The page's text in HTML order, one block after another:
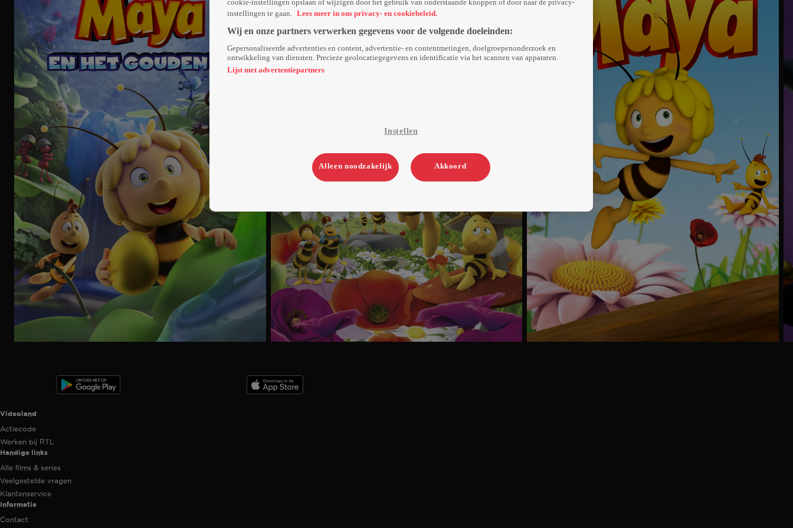
Videoland useful links.
Videoland
Actiecode
Werken bij RTL
Handige links
Alle films & series
Veelgestelde vragen
Klantenservice
Informatie
Contact
cookie-instellingen opslaan of wijzigen door het gebruik van onderstaande knoppen of door naar de privacy-
instellingen te gaan. Lees meer in ons privacy- en cookiebeleid.
Wij en onze partners verwerken gegevens voor de volgende doeleinden:
Gepersonaliseerde advertenties en content, advertentie- en contentmetingen, doelgroepenonderzoek en
ontwikkeling van diensten. Precieze geolocatiegegevens en identificatie via het scannen van apparaten.
Lijst met advertentiepartners
Instellen
Alleen noodzakelijk Akkoord